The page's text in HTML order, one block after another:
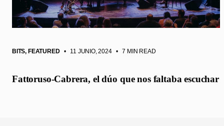
BITS, FEATURED • 11 JUNIO, 2024 • 7 MIN READ
Fattoruso-Cabrera, el dúo que nos faltaba escuchar